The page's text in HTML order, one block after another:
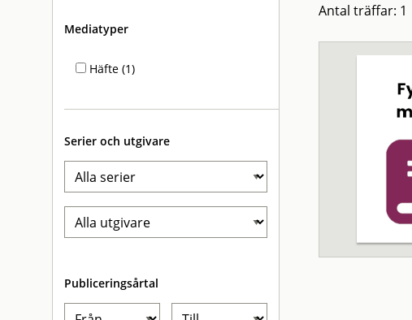
Mediatyper
Häfte (1)
Serier och utgivare
Publiceringsårtal
Antal träffar: 1